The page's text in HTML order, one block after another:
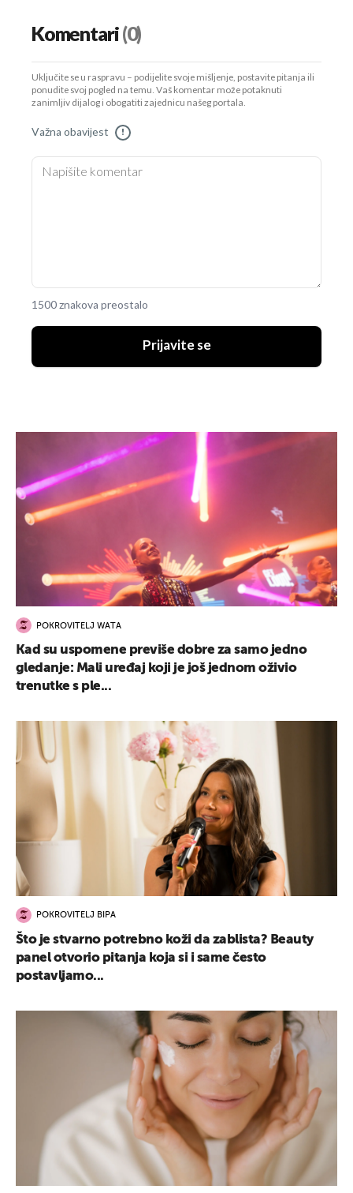
Komentari(0)
Uključite se u raspravu – podijelite svoje mišljenje, postavite pitanja ili
ponudite svoj pogled na temu. Vaš komentar može potaknuti
zanimljiv dijalog i obogatiti zajednicu našeg portala.
Važna obavijest !
1500 znakova preostalo
Prijavite se
POKROVITELJ WATA
Kad su uspomene previše dobre za samo jedno
gledanje: Mali uređaj koji je još jednom oživio
trenutke s ple...
POKROVITELJ BIPA
Što je stvarno potrebno koži da zablista? Beauty
panel otvorio pitanja koja si i same često
postavljamo...